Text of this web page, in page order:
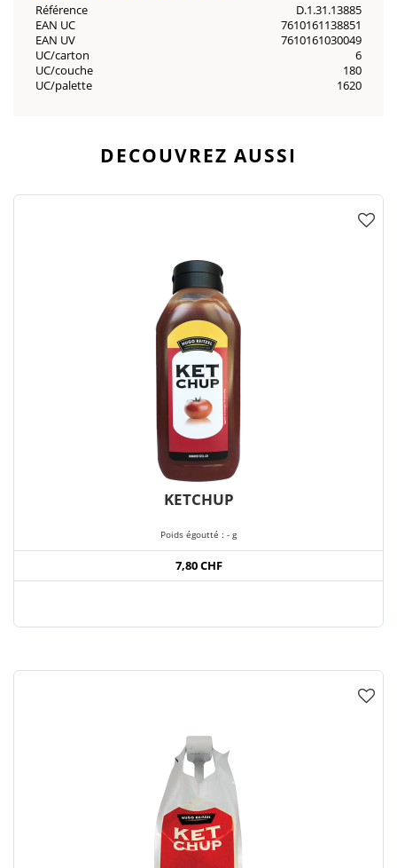
Référence
D.1.31.13885
EAN UC
7610161138851
EAN UV
7610161030049
UC/carton
6
UC/couche
180
UC/palette
1620
DECOUVREZ AUSSI
KETCHUP
Poids égoutté : - g
7,80 CHF